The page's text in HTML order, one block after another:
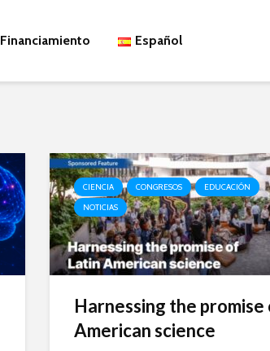
Financiamiento Español
CIENCIA CONGRESOS
EDUCACIÓN
NOTICIAS
Harnessing the
American science